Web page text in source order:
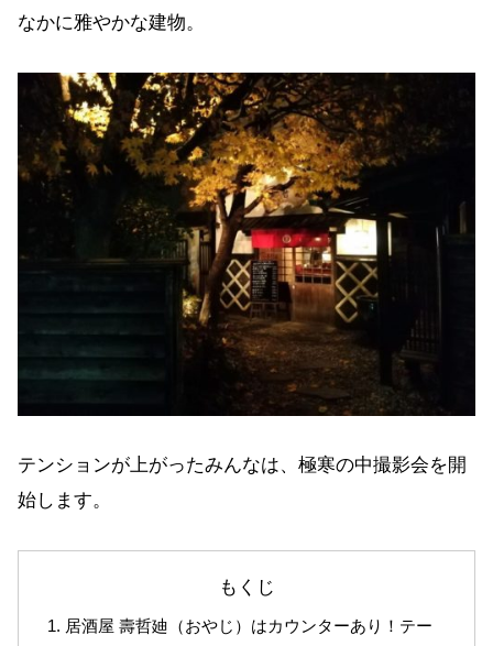
なかに雅やかな建物。
テンションが上がったみんなは、極寒の中撮影会を開
始します。
もくじ
居酒屋 壽哲廸（おやじ）はカウンターあり！テー